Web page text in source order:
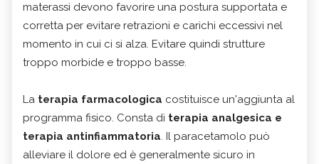
materassi devono favorire una postura supportata e
corretta per evitare retrazioni e carichi eccessivi nel
momento in cui ci si alza. Evitare quindi strutture
troppo morbide e troppo basse.
La terapia farmacologica costituisce un'aggiunta al
programma fisico. Consta di terapia analgesica e
terapia antinfiammatoria. Il paracetamolo può
alleviare il dolore ed è generalmente sicuro in